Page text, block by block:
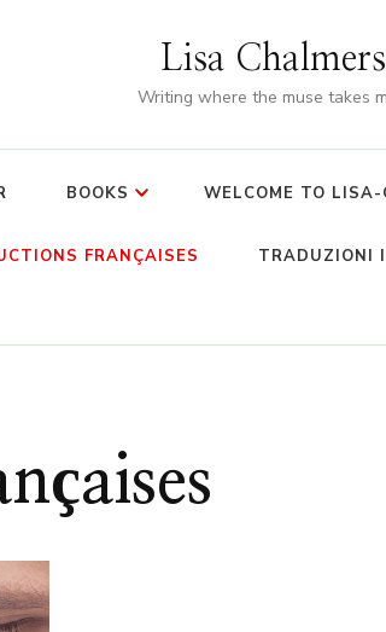
Lisa Chalmers
Writing where the muse takes
BOOKS WELCOME TO LISA-
FRANÇAISES TRADUZIONI